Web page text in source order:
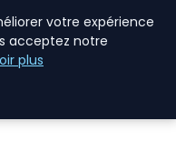
votre expérience
acceptez notre
plus